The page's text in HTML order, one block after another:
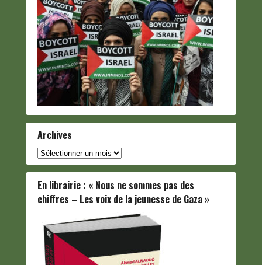
Archives
Archives
En librairie : « Nous ne sommes pas des
chiffres – Les voix de la jeunesse de Gaza »